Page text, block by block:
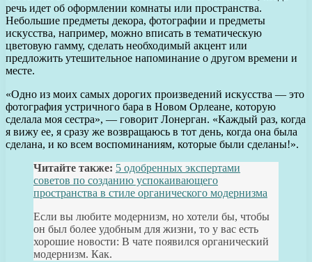
речь идет об оформлении комнаты или пространства.
Небольшие предметы декора, фотографии и предметы
искусства, например, можно вписать в тематическую
цветовую гамму, сделать необходимый акцент или
предложить утешительное напоминание о другом времени и
месте.
«Одно из моих самых дорогих произведений искусства — это
фотография устричного бара в Новом Орлеане, которую
сделала моя сестра», — говорит Лонерган. «Каждый раз, когда
я вижу ее, я сразу же возвращаюсь в тот день, когда она была
сделана, и ко всем воспоминаниям, которые были сделаны!».
Читайте также: 5 одобренных экспертами
советов по созданию успокаивающего
пространства в стиле органического модернизма
Если вы любите модернизм, но хотели бы, чтобы
он был более удобным для жизни, то у вас есть
хорошие новости: В чате появился органический
модернизм. Как.